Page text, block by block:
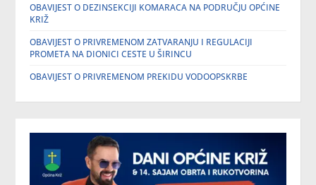
OBAVIJEST O DEZINSEKCIJI KOMARACA NA PODRUČJU OPĆINE
KRIŽ
OBAVIJEST O PRIVREMENOM ZATVARANJU I REGULACIJI
PROMETA NA DIONICI CESTE U ŠIRINCU
OBAVIJEST O PRIVREMENOM PREKIDU VODOOPSKRBE